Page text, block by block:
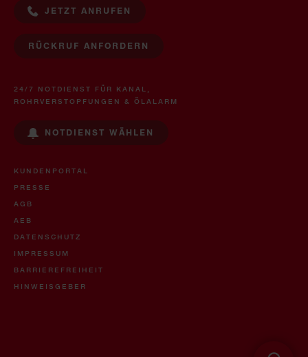
JETZT ANRUFEN
RÜCKRUF ANFORDERN
24/7 NOTDIENST FÜR KANAL,
ROHRVERSTOPFUNGEN & ÖLALARM
NOTDIENST WÄHLEN
KUNDENPORTAL
PRESSE
AGB
AEB
DATENSCHUTZ
IMPRESSUM
BARRIEREFREIHEIT
HINWEISGEBER